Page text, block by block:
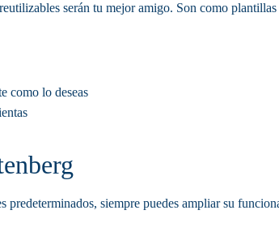
serán tu mejor amigo. Son como
como lo deseas
predeterminados, siempre puedes ampliar su